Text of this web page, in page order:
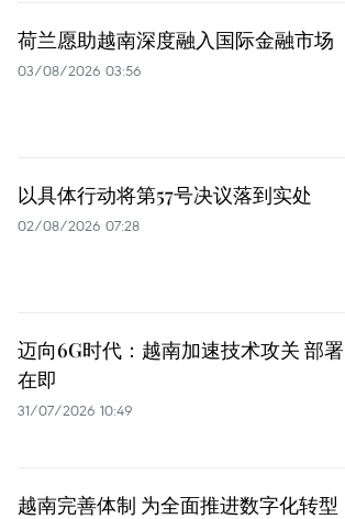
荷兰愿助越南深度融入国际金融市场
03/08/2026 03:56
以具体行动将第57号决议落到实处
02/08/2026 07:28
迈向6G时代：越南加速技术攻关 部署
在即
31/07/2026 10:49
越南完善体制 为全面推进数字化转型